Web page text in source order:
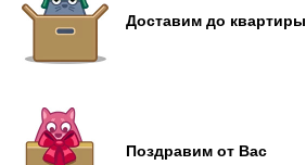
Доставим до квартиры
Поздравим от Вас